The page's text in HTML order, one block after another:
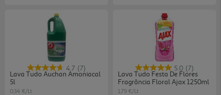
4.7 (7)
Lava Tudo Auchan Amoniacal
5l
0.34 €/Lt
5.0 (7)
Lava Tudo Festa De Flores
Fragrância Floral Ajax 1250ml
1.79 €/Lt